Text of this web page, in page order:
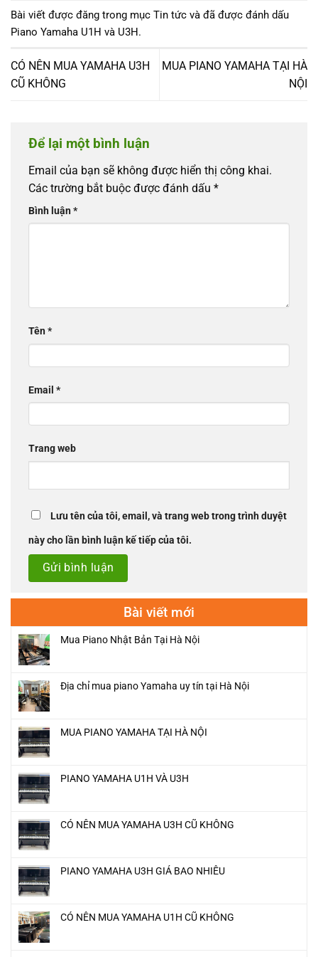
Bài viết được đăng trong mục Tin tức và đã được đánh dấu
Piano Yamaha U1H và U3H.
CÓ NÊN MUA YAMAHA U3H
CŨ KHÔNG
MUA PIANO YAMAHA TẠI HÀ
NỘI
Để lại một bình luận
Email của bạn sẽ không được hiển thị công khai.
Các trường bắt buộc được đánh dấu *
Bình luận*
Tên*
Email *
Trang web
Lưu tên của tôi, email, và trang web trong trình duyệt
này cho lần bình luận kế tiếp của tôi.
Bài viết mới
Mua Piano Nhật Bản Tại Hà Nội
Địa chỉ mua piano Yamaha uy tín tại Hà Nội
MUA PIANO YAMAHA TẠI HÀ NỘI
PIANO YAMAHA U1H VÀ U3H
CÓ NÊN MUA YAMAHA U3H CŨ KHÔNG
PIANO YAMAHA U3H GIÁ BAO NHIÊU
CÓ NÊN MUA YAMAHA U1H CŨ KHÔNG